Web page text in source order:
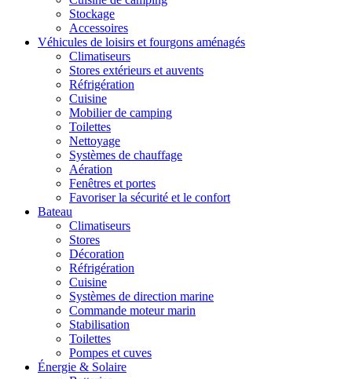
Stockage
Accessoires
Véhicules de loisirs et fourgons aménagés
Climatiseurs
Stores extérieurs et auvents
Réfrigération
Cuisine
Mobilier de camping
Toilettes
Nettoyage
Systèmes de chauffage
Aération
Fenêtres et portes
Favoriser la sécurité et le confort
Bateau
Climatiseurs
Stores
Décoration
Réfrigération
Cuisine
Systèmes de direction marine
Commande moteur marin
Stabilisation
Toilettes
Pompes et cuves
Énergie & Solaire